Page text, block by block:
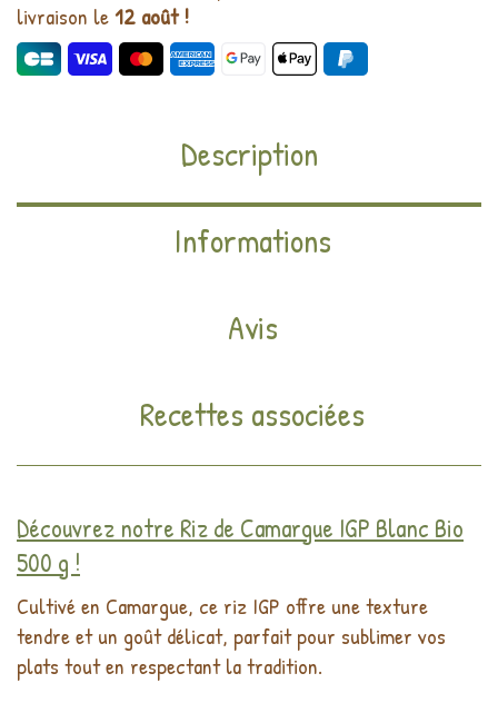
livraison le12 août !
Description
Informations
Avis
Recettes associées
Découvrez notre Riz de Camargue IGP Blanc Bio
500 g !
Cultivé en Camargue, ce riz IGP offre une texture
tendre et un goût délicat, parfait pour sublimer vos
plats tout en respectant la tradition.